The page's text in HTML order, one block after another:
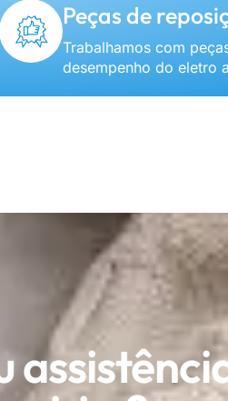
Peças de
Trabalhamos com
desempenho do eletro